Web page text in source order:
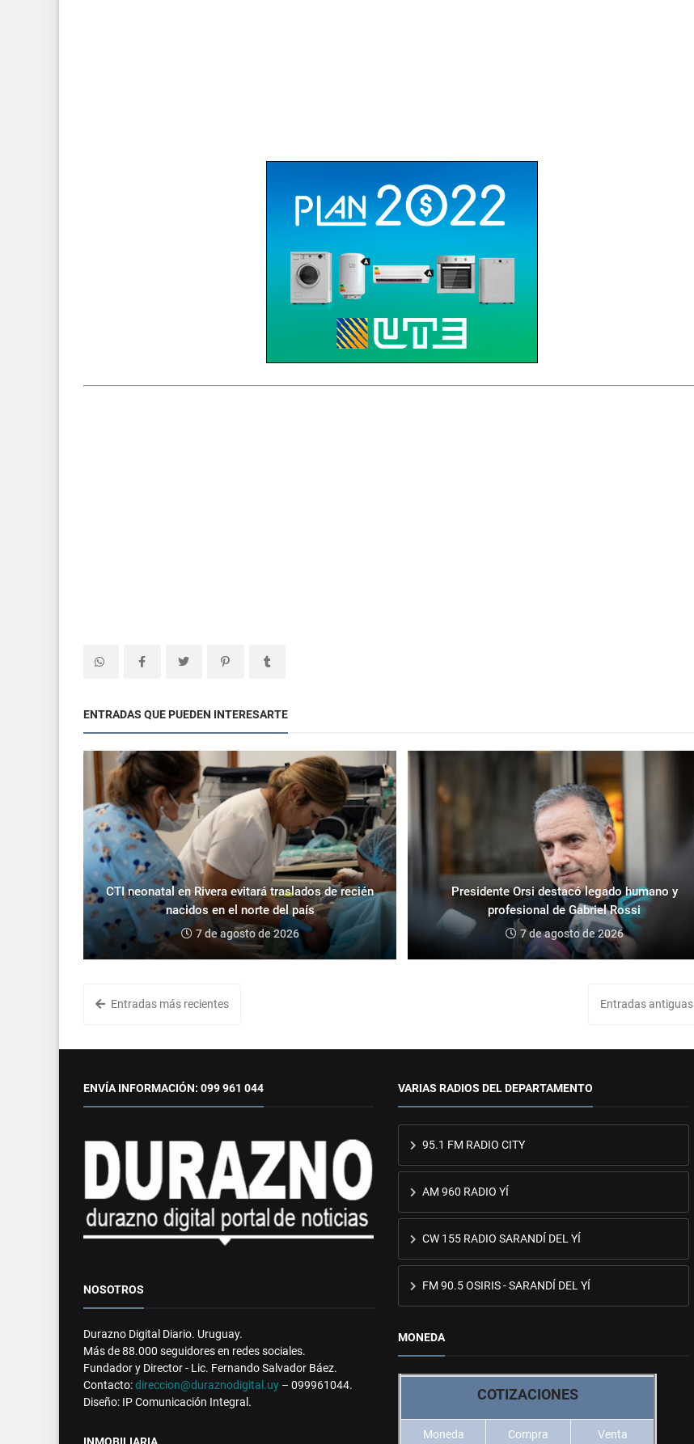
ENTRADAS QUE PUEDEN INTERESARTE
CTI neonatal en Rivera evitará traslados de recién
nacidos en el norte del país
7 de agosto de 2026
Presidente Orsi destacó legado humano y
profesional de Gabriel Rossi
7 de agosto de 2026
Entradas más recientes Entradas antiguas
ENVÍA INFORMACIÓN: 099 961 044
NOSOTROS
Durazno Digital Diario. Uruguay.
Más de 88.000 seguidores en redes sociales.
Fundador y Director - Lic. Fernando Salvador Báez.
Contacto:direccion@duraznodigital.uy – 099961044.
Diseño: IP Comunicación Integral.
VARIAS RADIOS DEL DEPARTAMENTO
95.1 FM RADIO CITY
AM 960 RADIO YÍ
CW 155 RADIO SARANDÍ DEL YÍ
FM 90.5 OSIRIS - SARANDÍ DEL YÍ
MONEDA
COTIZACIONES
Moneda Compra Venta